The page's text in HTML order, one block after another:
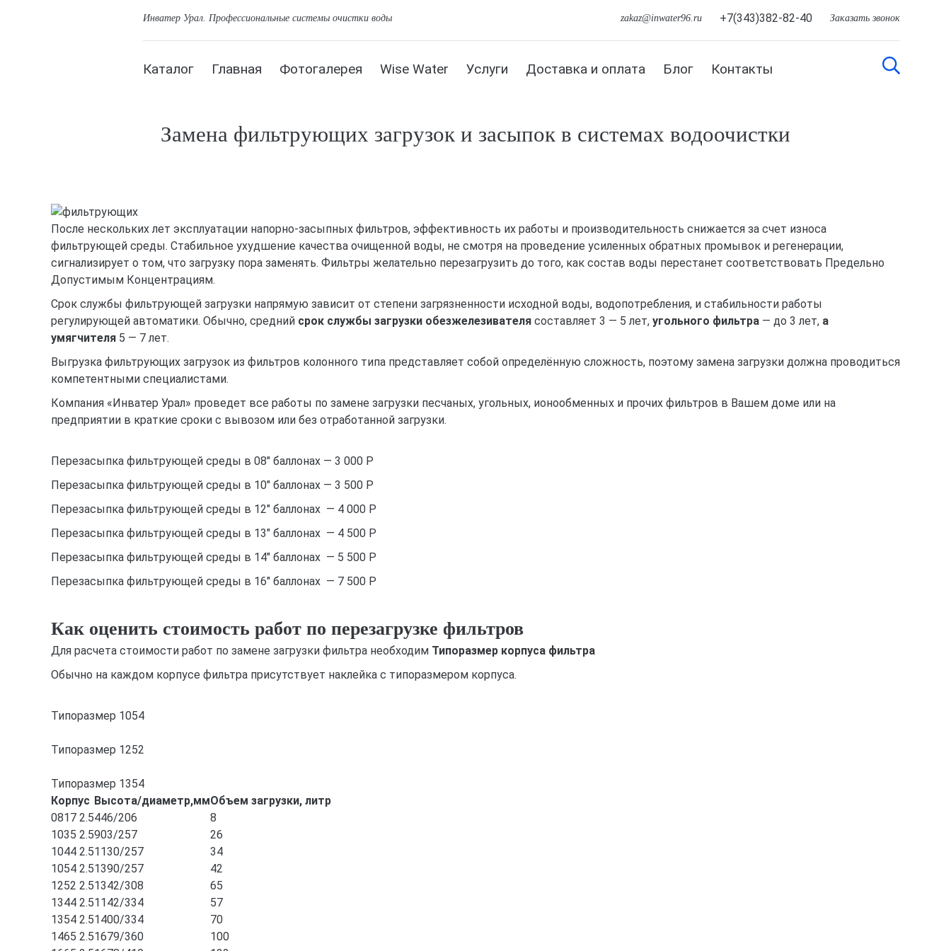
Инватер Урал. Профессиональные системы очистки воды zakaz@inwater96.ru +7(343)382-82-40 Заказать звонок
Каталог Главная Фотогалерея Wise Water Услуги Доставка и оплата Блог Контакты
Замена фильтрующих загрузок и засыпок в системах водоочистки
После нескольких лет эксплуатации напорно-засыпных фильтров, эффективность их работы и производительность снижается за счет износа
фильтрующей среды. Стабильное ухудшение качества очищенной воды, не смотря на проведение усиленных обратных промывок и регенерации,
сигнализирует о том, что загрузку пора заменять. Фильтры желательно перезагрузить до того, как состав воды перестанет соответствовать Предельно
Допустимым Концентрациям.
Срок службы фильтрующей загрузки напрямую зависит от степени загрязненности исходной воды, водопотребления, и стабильности работы
регулирующей автоматики. Обычно, средний срок службы загрузки обезжелезивателя составляет 3 — 5 лет, угольного фильтра — до 3 лет, а
умягчителя 5 — 7 лет.
Выгрузка фильтрующих загрузок из фильтров колонного типа представляет собой определённую сложность, поэтому замена загрузки должна проводиться
компетентными специалистами.
Компания «Инватер Урал» проведет все работы по замене загрузки песчаных, угольных, ионообменных и прочих фильтров в Вашем доме или на
предприятии в краткие сроки с вывозом или без отработанной загрузки.
Перезасыпка фильтрующей среды в 08″ баллонах — 3 000 Р
Перезасыпка фильтрующей среды в 10″ баллонах — 3 500 Р
Перезасыпка фильтрующей среды в 12″ баллонах — 4 000 Р
Перезасыпка фильтрующей среды в 13″ баллонах — 4 500 Р
Перезасыпка фильтрующей среды в 14″ баллонах — 5 500 Р
Перезасыпка фильтрующей среды в 16″ баллонах — 7 500 Р
Как оценить стоимость работ по перезагрузке фильтров
Для расчета стоимости работ по замене загрузки фильтра необходим Типоразмер корпуса фильтра
Обычно на каждом корпусе фильтра присутствует наклейка с типоразмером корпуса.
Типоразмер 1054
Типоразмер 1252
Типоразмер 1354
Корпус Высота/диаметр,ммОбъем загрузки, литр
0817 2.5446/206
8
1035 2.5903/257
26
1044 2.51130/257
34
1054 2.51390/257
42
1252 2.51342/308
65
1344 2.51142/334
57
1354 2.51400/334
70
1465 2.51679/360
100